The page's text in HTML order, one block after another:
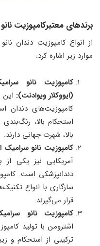
برندهای معتبرکامپوزیت
از انواع کامپوزیت دندان
موارد زیر اشاره کرد:
کامپوزیت نانو
(ایووکلار ویوادنت): این
کامپوزیت‌های دندان
استحکام بالا،
بالا، شهرت جهانی دارند.
کامپوزیت نانو سرامیک
آمریکایی نیز یکی از
دندانپزشکی است.
سازگاری با انواع
قرار می‌گیرند.
کامپوزیت نانو
اشترومن با تولید
ترکیبی از استحکام و